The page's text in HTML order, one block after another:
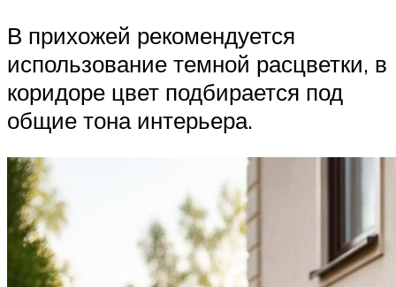
В прихожей рекомендуется
использование темной расцветки, в
коридоре цвет подбирается под
общие тона интерьера.